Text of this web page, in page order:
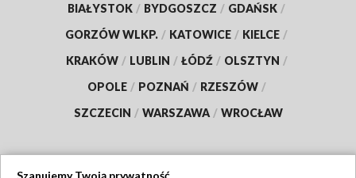
BIAŁYSTOK / BYDGOSZCZ / GDAŃSK /
GORZÓW WLKP. / KATOWICE / KIELCE /
KRAKÓW / LUBLIN / ŁÓDŹ / OLSZTYN /
OPOLE / POZNAŃ / RZESZÓW /
SZCZECIN / WARSZAWA / WROCŁAW
Szanujemy Twoją prywatność